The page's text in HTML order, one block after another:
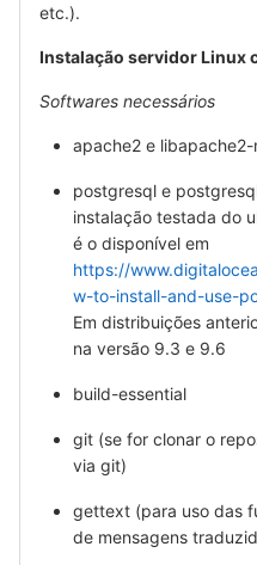
etc.).
Instalação servidor Linux
Softwares necessários
apache2 e
postgresql e
instalação testada do
é o disponível em
https://
w-to-install-and-use-
Em distribuições
na versão 9.3 e 9.6
build-essential
git (se for clonar o
via git)
gettext (para uso das
de mensagens